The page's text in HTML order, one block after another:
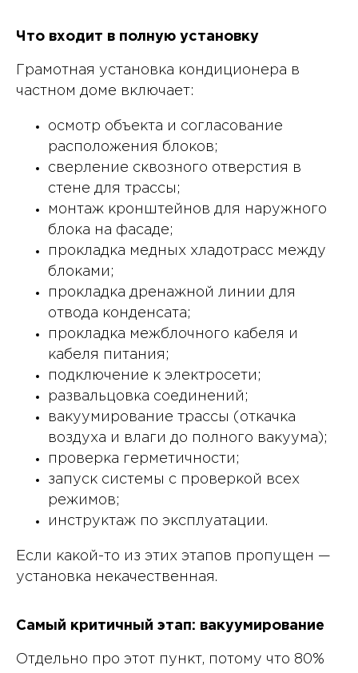
Что входит в полную установку
Грамотная установка кондиционера в
частном доме включает:
осмотр объекта и согласование
расположения блоков;
сверление сквозного отверстия в
стене для трассы;
монтаж кронштейнов для наружного
блока на фасаде;
прокладка медных хладотрасс между
блоками;
прокладка дренажной линии для
отвода конденсата;
прокладка межблочного кабеля и
кабеля питания;
подключение к электросети;
развальцовка соединений;
вакуумирование трассы (откачка
воздуха и влаги до полного вакуума);
проверка герметичности;
запуск системы с проверкой всех
режимов;
инструктаж по эксплуатации.
Если какой-то из этих этапов пропущен —
установка некачественная.
Самый критичный этап: вакуумирование
Отдельно про этот пункт, потому что 80%